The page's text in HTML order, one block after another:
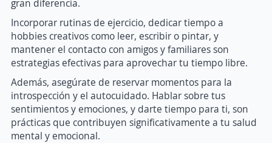
gran diferencia.
Incorporar rutinas de ejercicio, dedicar tiempo a
hobbies creativos como leer, escribir o pintar, y
mantener el contacto con amigos y familiares son
estrategias efectivas para aprovechar tu tiempo libre.
Además, asegúrate de reservar momentos para la
introspección y el autocuidado. Hablar sobre tus
sentimientos y emociones, y darte tiempo para ti, son
prácticas que contribuyen significativamente a tu salud
mental y emocional.